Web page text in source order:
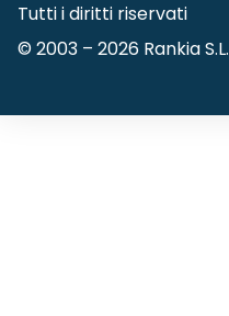
Tutti i diritti riservati
© 2003 – 2026 Rankia S.L.